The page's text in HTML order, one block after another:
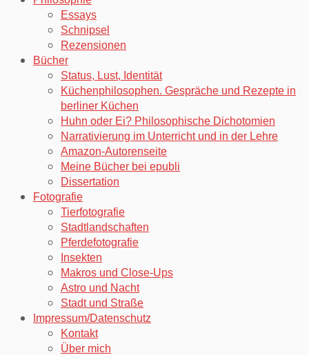
Essays
Schnipsel
Rezensionen
Bücher
Status, Lust, Identität
Küchenphilosophen. Gespräche und Rezepte in
berliner Küchen
Huhn oder Ei? Philosophische Dichotomien
Narrativierung im Unterricht und in der Lehre
Amazon-Autorenseite
Meine Bücher bei epubli
Dissertation
Fotografie
Tierfotografie
Stadtlandschaften
Pferdefotografie
Insekten
Makros und Close-Ups
Astro und Nacht
Stadt und Straße
Impressum/Datenschutz
Kontakt
Über mich